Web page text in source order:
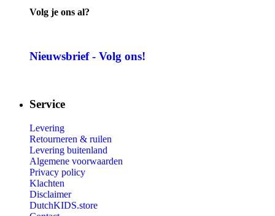
Volg je ons al?
Nieuwsbrief - Volg ons!
Service
Levering
Retourneren & ruilen
Levering buitenland
Algemene voorwaarden
Privacy policy
Klachten
Disclaimer
DutchKIDS.store